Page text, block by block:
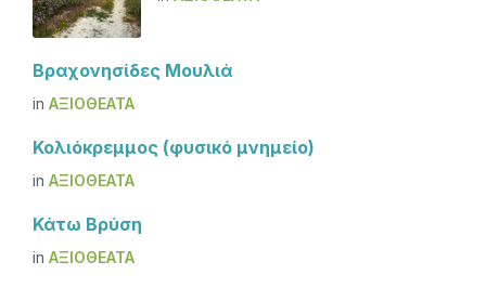
Βραχονησίδες Μουλιά
in ΑΞΙΟΘΈΑΤΑ
Κολιόκρεμμος (φυσικό μνημείο)
in ΑΞΙΟΘΈΑΤΑ
Κάτω Βρύση
in ΑΞΙΟΘΈΑΤΑ